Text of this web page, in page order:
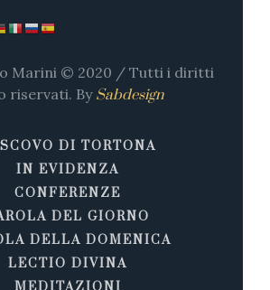
Marini © 2020 / Tutti i diritti
riservati. BySabdesign
DI TORTONA
IN EVIDENZA
CONFERENZE
DEL GIORNO
DELLA DOMENICA
LECTIO DIVINA